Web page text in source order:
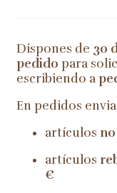
Dispones de 30
pedido para
escribiendo a
En pedidos
artículos
artículos
€